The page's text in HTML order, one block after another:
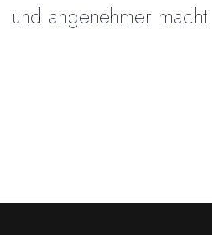
und angenehmer macht.